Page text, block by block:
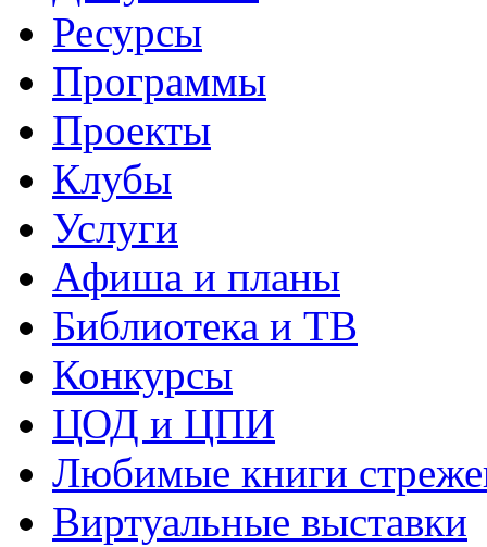
Ресурсы
Программы
Проекты
Клубы
Услуги
Афиша и планы
Библиотека и ТВ
Конкурсы
ЦОД и ЦПИ
Любимые книги
Виртуальные выставки